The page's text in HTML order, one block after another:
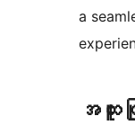
a
အ​ထူး​